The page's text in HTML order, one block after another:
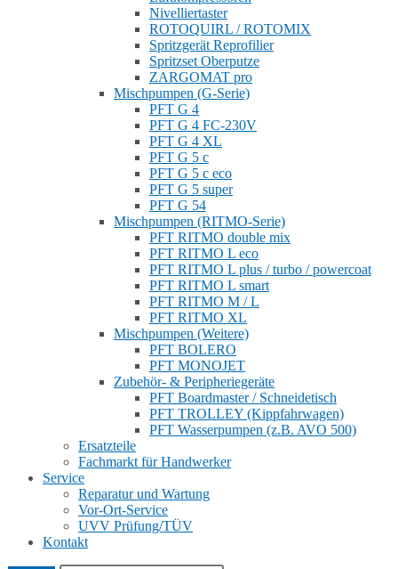
Nivelliertaster
ROTOQUIRL / ROTOMIX
Spritzgerät Reprofilier
Spritzset Oberputze
ZARGOMAT pro
Mischpumpen (G-Serie)
PFT G 4
PFT G 4 FC-230V
PFT G 4 XL
PFT G 5 c
PFT G 5 c eco
PFT G 5 super
PFT G 54
Mischpumpen (RITMO-Serie)
PFT RITMO double mix
PFT RITMO L eco
PFT RITMO L plus / turbo / powercoat
PFT RITMO L smart
PFT RITMO M / L
PFT RITMO XL
Mischpumpen (Weitere)
PFT BOLERO
PFT MONOJET
Zubehör- & Peripheriegeräte
PFT Boardmaster / Schneidetisch
PFT TROLLEY (Kippfahrwagen)
PFT Wasserpumpen (z.B. AVO 500)
Ersatzteile
Fachmarkt für Handwerker
Service
Reparatur und Wartung
Vor-Ort-Service
UVV Prüfung/TÜV
Kontakt